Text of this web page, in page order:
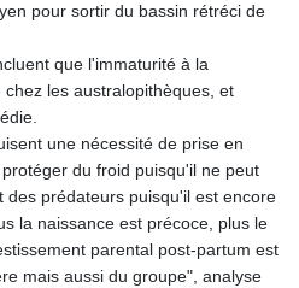
pour sortir du bassin rétréci de
que l'immaturité à la
les australopithèques, et
une nécessité de prise en
du froid puisqu'il ne peut
des prédateurs puisqu'il est encore
la naissance est précoce, plus le
parental post-partum est
mais aussi du groupe", analyse